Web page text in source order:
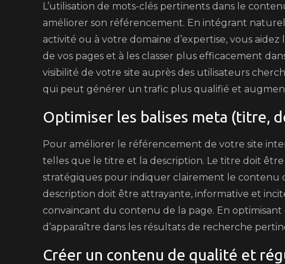
L’utilisation de mots-clés pertinents dans le
améliorer son référencement. En intégrant
activité ou à votre domaine d’expertise, vous
de vos pages et à les classer plus efficacement
visibilité de votre site auprès des utilisateurs
qui peut générer un trafic plus qualifié et
Optimiser les balises meta (titre,
Pour améliorer le référencement de votre site
telles que le titre et la description. Le titre doit
stratégiques pour indiquer clairement le contenu
description doit être attrayante, informative et
convaincant du contenu de la page. En optimisant
d’apparaître dans les résultats de recherche
Créer un contenu de qualité et